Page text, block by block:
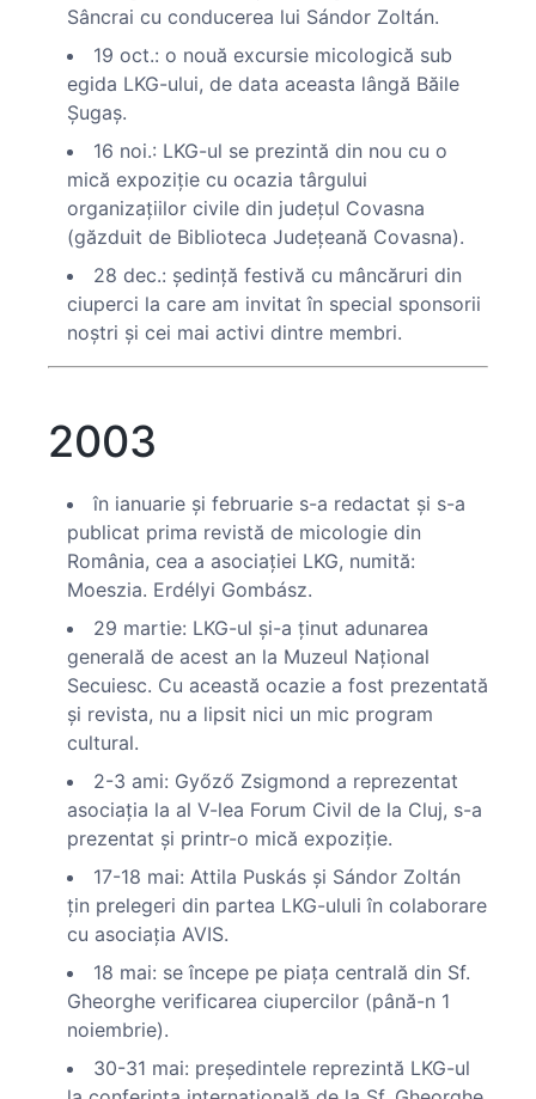
Sâncrai cu conducerea lui Sándor Zoltán.
19 oct.: o nouă excursie micologică sub
egida LKG-ului, de data aceasta lângă Băile
Şugaş.
16 noi.: LKG-ul se prezintă din nou cu o
mică expoziţie cu ocazia târgului
organizaţiilor civile din judeţul Covasna
(găzduit de Biblioteca Judeţeană Covasna).
28 dec.: şedinţă festivă cu mâncăruri din
ciuperci la care am invitat în special sponsorii
noştri şi cei mai activi dintre membri.
2003
în ianuarie şi februarie s-a redactat şi s-a
publicat prima revistă de micologie din
România, cea a asociaţiei LKG, numită:
Moeszia. Erdélyi Gombász.
29 martie: LKG-ul şi-a ţinut adunarea
generală de acest an la Muzeul Naţional
Secuiesc. Cu această ocazie a fost prezentată
şi revista, nu a lipsit nici un mic program
cultural.
2-3 ami: Győző Zsigmond a reprezentat
asociaţia la al V-lea Forum Civil de la Cluj, s-a
prezentat şi printr-o mică expoziţie.
17-18 mai: Attila Puskás şi Sándor Zoltán
ţin prelegeri din partea LKG-ululi în colaborare
cu asociaţia AVIS.
18 mai: se începe pe piaţa centrală din Sf.
Gheorghe verificarea ciupercilor (până-n 1
noiembrie).
30-31 mai: preşedintele reprezintă LKG-ul